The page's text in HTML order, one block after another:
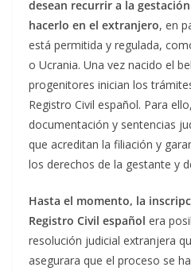
desean recurrir a la
hacerlo en el extranjero, en
está permitida y regulada,
o Ucrania. Una vez nacido el
progenitores inician los
Registro Civil español. Para
documentación y sentencias
que acreditan la filiación y
los derechos de la gestante y
Hasta el momento, la
Registro Civil español era
resolución judicial extranjera
asegurara que el proceso se